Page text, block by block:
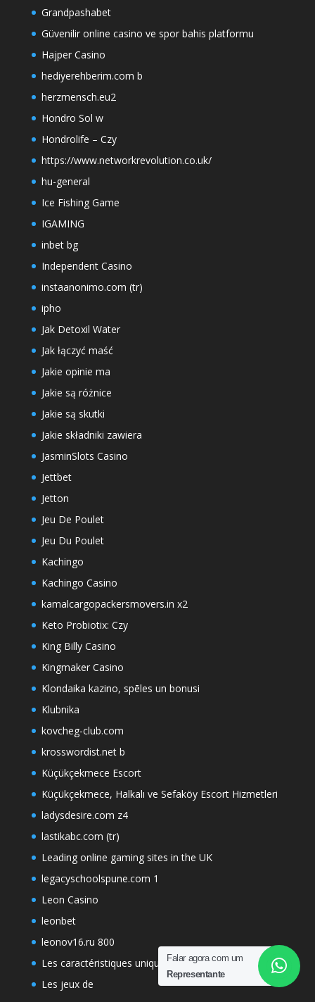
Falar agora com um
Representante
Grandpashabet
Güvenilir online casino ve spor bahis platformu
Hajper Casino
hediyerehberim.com b
herzmensch.eu2
Hondro Sol w
Hondrolife – Czy
https://www.networkrevolution.co.uk/
hu-general
Ice Fishing Game
IGAMING
inbet bg
Independent Casino
instaanonimo.com (tr)
ipho
Jak Detoxil Water
Jak łączyć maść
Jakie opinie ma
Jakie są różnice
Jakie są skutki
Jakie składniki zawiera
JasminSlots Casino
Jettbet
Jetton
Jeu De Poulet
Jeu Du Poulet
Kachingo
Kachingo Casino
kamalcargopackersmovers.in x2
Keto Probiotix: Czy
King Billy Casino
Kingmaker Casino
Klondaika kazino, spēles un bonusi
Klubnika
kovcheg-club.com
krosswordist.net b
Küçükçekmece Escort
Küçükçekmece, Halkalı ve Sefaköy Escort Hizmetleri
ladysdesire.com z4
lastikabc.com (tr)
Leading online gaming sites in the UK
legacyschoolspune.com 1
Leon Casino
leonbet
leonov16.ru 800
Les caractéristiques uniques
Les jeux de